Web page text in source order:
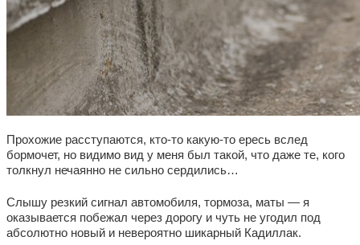
Прохожие расступаются, кто-то какую-то ересь вслед
бормочет, но видимо вид у меня был такой, что даже те, кого
толкнул нечаянно не сильно сердились…
Слышу резкий сигнал автомобиля, тормоза, маты — я
оказывается побежал через дорогу и чуть не угодил под
абсолютно новый и невероятно шикарный Кадиллак.